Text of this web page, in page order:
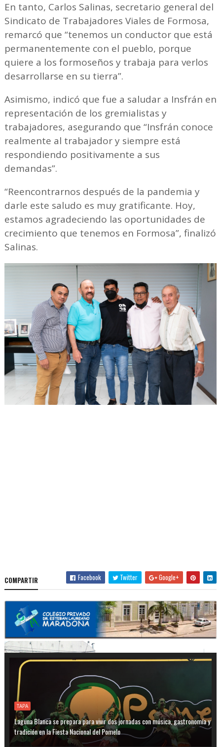
En tanto, Carlos Salinas, secretario general del
Sindicato de Trabajadores Viales de Formosa,
remarcó que “tenemos un conductor que está
permanentemente con el pueblo, porque
quiere a los formoseños y trabaja para verlos
desarrollarse en su tierra”.
Asimismo, indicó que fue a saludar a Insfrán en
representación de los gremialistas y
trabajadores, asegurando que “Insfrán conoce
realmente al trabajador y siempre está
respondiendo positivamente a sus
demandas”.
“Reencontrarnos después de la pandemia y
darle este saludo es muy gratificante. Hoy,
estamos agradeciendo las oportunidades de
crecimiento que tenemos en Formosa”, finalizó
Salinas.
COMPARTIR Facebook Twitter Google+
TAPA
Laguna Blanca se prepara para vivir dos jornadas con música, gastronomía y
tradición en la Fiesta Nacional del Pomelo